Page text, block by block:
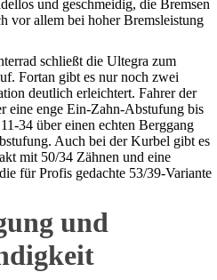
und geschmeidig, die Bremsen
vor allem bei hoher Bremsleistung
schließt die Ultegra zum
Fortan gibt es nur noch zwei
deutlich erleichtert. Fahrer der
eine enge Ein-Zahn-Abstufung bis
34 über einen echten Berggang
Auch bei der Kurbel gibt es
mit 50/34 Zähnen und eine
für Profis gedachte 53/39-Variante
und